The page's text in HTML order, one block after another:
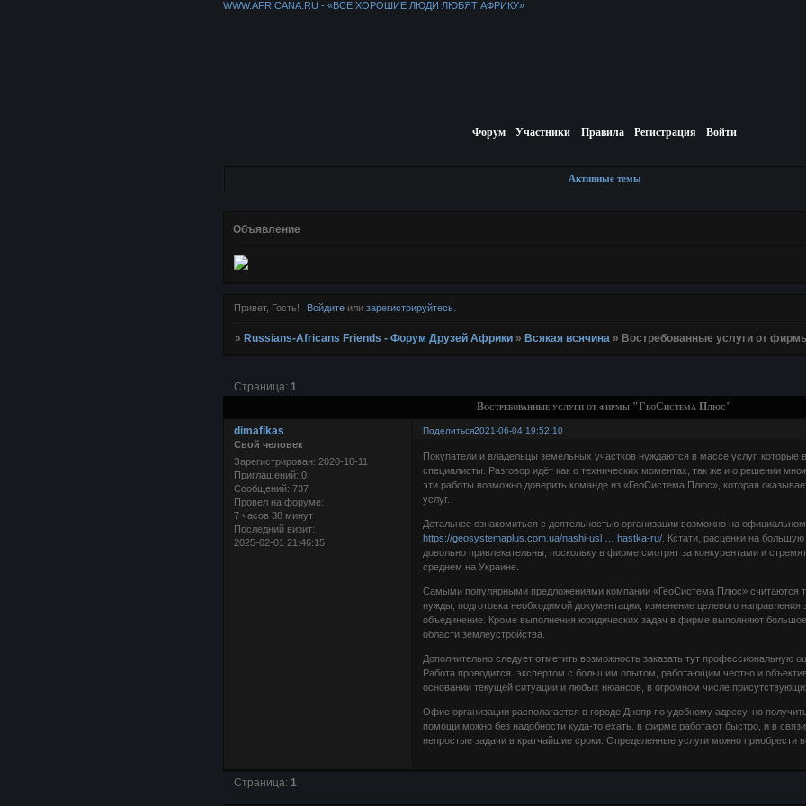
WWW.AFRICANA.RU - «ВСЕ ХОРОШИЕ ЛЮДИ ЛЮБЯТ АФРИКУ»
Форум Участники Правила Регистрация Войти
Активные темы
Объявление
Привет, Гость! Войдите или зарегистрируйтесь
» Russians-Africans Friends - Форум Друзей Африки » Всякая всячина » Востребованные услуги от
Востребованные услуги от фирмы "ГеоСистема Плюс"
Страница: 1
Поделиться2021-06-04 19:52:10
dimafikas
Свой человек
Зарегистрирован: 2020-10-11
Приглашений: 0
Сообщений: 737
Провел на форуме:
7 часов 38 минут
Последний визит:
2025-02-01 21:46:15
Покупатели и владельцы земельных участков нуждаются в массе услуг, которые
специалисты. Разговор идёт как о технических моментах, так же и о решении
эти работы возможно доверить команде из «ГеоСистема Плюс», которая
услуг.
Детальнее ознакомиться с деятельностью организации возможно на
https://geosystemaplus.com.ua/nashi-usl … hastka-ru/. Кстати, расценки на
довольно привлекательны, поскольку в фирме смотрят за конкурентами и
среднем на Украине.
Самыми популярными предложениями компании «ГеоСистема Плюс» считаются
нужды, подготовка необходимой документации, изменение целевого направления
объединение. Кроме выполнения юридических задач в фирме выполняют большое
области землеустройства.
Дополнительно следует отметить возможность заказать тут профессиональную
Работа проводится экспертом с большим опытом, работающим честно и
основании текущей ситуации и любых нюансов, в огромном числе
Офис организации располагается в городе Днепр по удобному адресу, но
помощи можно без надобности куда-то ехать. в фирме работают быстро, и в
непростые задачи в кратчайшие сроки. Определенные услуги можно приобрести
Страница: 1